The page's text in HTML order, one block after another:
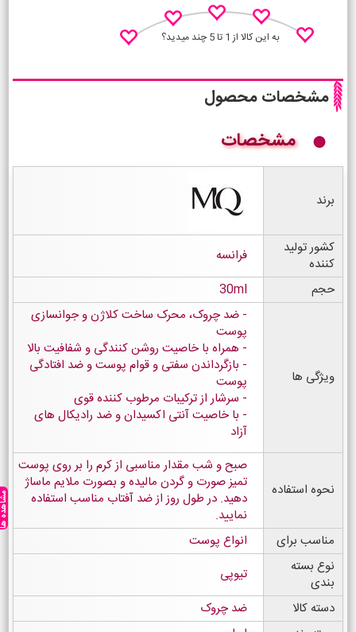
به این کالا از 1 تا 5 چند میدید؟
مشخصات محصول
مشخصات
برند
کشور تولید
کننده
فرانسه
حجم
30ml
ویژگی ها
ضد چروک، محرک ساخت کلاژن و جوانسازی
پوست
همراه با خاصیت روشن کنندگی و شفافیت بالا
بازگرداندن سفتی و قوام پوست و ضد افتادگی
پوست
سرشار از ترکیبات مرطوب کننده قوی
با خاصیت آنتی اکسیدان و ضد رادیکال های
آزاد
نحوه استفاده
صبح و شب مقدار مناسبی از کرم را بر روی پوست
تمیز صورت و گردن مالیده و بصورت ملایم ماساژ
دهید. در طول روز از ضد آفتاب مناسب استفاده
نمایید.
مناسب برای
انواع پوست
نوع بسته
بندی
تیوپی
دسته کالا
ضد چروک